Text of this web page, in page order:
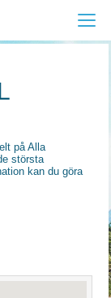
på Alla
största
kan du göra